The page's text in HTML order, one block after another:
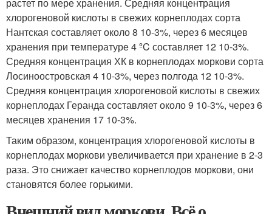
хлорогеновой кислоты в свежих корнеплодах сорта
Нантская составляет около 8 10-3%, через 6 месяцев
хранения при температуре 4 ºC составляет 12 10-3%.
Средняя концентрация ХК в корнеплодах моркови сорта
Лосиноостровская 4 10-3%, через полгода 12 10-3%.
Средняя концентрация хлорогеновой кислоты в свежих
корнеплодах Геранда составляет около 9 10-3%, через 6
месяцев хранения 17 10-3%.
Таким образом, концентрация хлорогеновой кислоты в
корнеплодах моркови увеличивается при хранение в 2-3
раза. Это снижает качество корнеплодов моркови, они
становятся более горькими.